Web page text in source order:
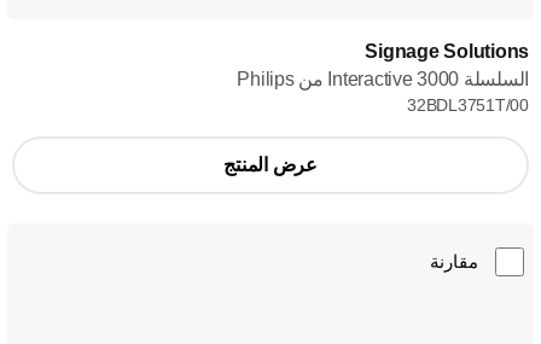
Signage Solutions
السلسلة Interactive 3000 من Philips
32BDL3751T/00
عرض المنتج
مقارنة